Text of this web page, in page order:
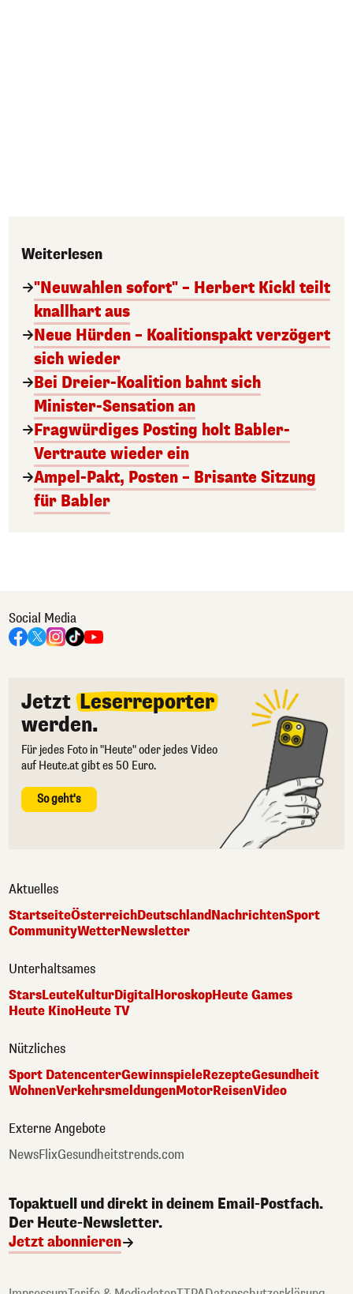
Weiterlesen
"Neuwahlen sofort" – Herbert Kickl teilt
knallhart aus
Neue Hürden – Koalitionspakt verzögert
sich wieder
Bei Dreier-Koalition bahnt sich
Minister-Sensation an
Fragwürdiges Posting holt Babler-
Vertraute wieder ein
Ampel-Pakt, Posten – Brisante Sitzung
für Babler
Social Media
Jetzt Leserreporter
werden.
Für jedes Foto in "Heute" oder jedes Video
auf Heute.at gibt es 50 Euro.
So geht's
Aktuelles
StartseiteÖsterreichDeutschlandNachrichtenSport
CommunityWetterNewsletter
Unterhaltsames
StarsLeuteKulturDigitalHoroskopHeute Games
Heute KinoHeute TV
Nützliches
Sport DatencenterGewinnspieleRezepteGesundheit
WohnenVerkehrsmeldungenMotorReisenVideo
Externe Angebote
NewsFlixGesundheitstrends.com
Topaktuell und direkt in deinem Email-Postfach.
Der Heute-Newsletter.
Jetzt abonnieren